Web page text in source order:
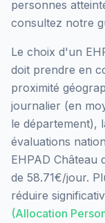
personnes
consultez notre
Le choix d'un
doit prendre en
proximité
journalier (en
le département),
évaluations
EHPAD Château
de 58.71€/jour.
réduire
(Allocation